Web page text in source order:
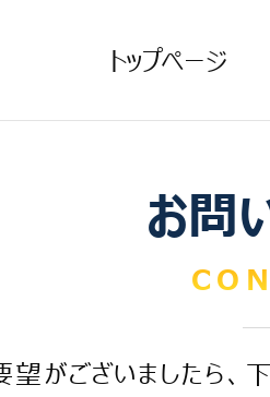
トップページ
お問
がございましたら、